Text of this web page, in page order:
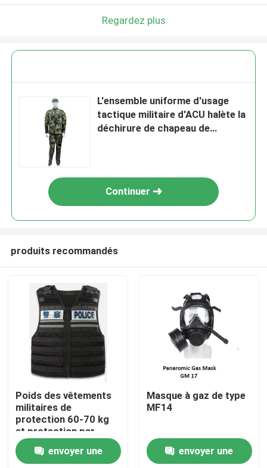
À la maison
Produits
Vidéos
Regardez plus
L'ensemble uniforme d'usage
tactique militaire d'ACU halète la
déchirure de chapeau de
Continuer
produits recommandés
Poids des vêtements
militaires de
protection 60-70 kg
et protection par
injection pour
taille/hauteur/poids/zone
envoyer une
Masque à gaz de type
MF14
envoyer une